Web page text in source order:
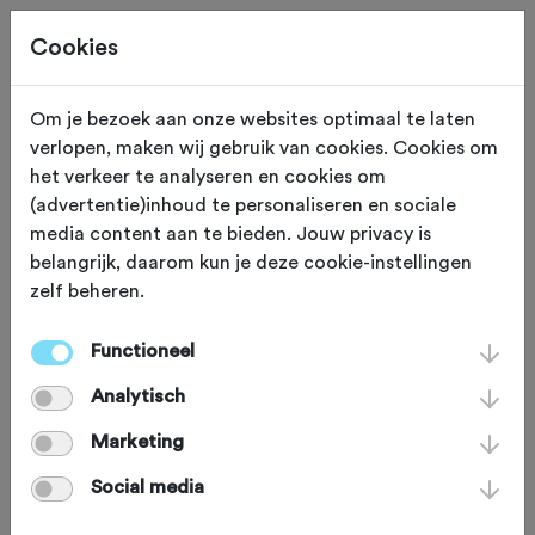
Deze tocht heeft reeds plaatsgevonden op 17-8-2025.
ZONDAG 17 AUG 2025
BIKE-BEER-BBQ
roadride zomer 2025
Racefiets
Cookies
Om je bezoek aan onze websites optimaal te laten
verlopen, maken wij gebruik van cookies. Cookies om
het verkeer te analyseren en cookies om
(advertentie)inhoud te personaliseren en sociale
media content aan te bieden. Jouw privacy is
belangrijk, daarom kun je deze cookie-instellingen
zelf beheren.
Functioneel
Analytisch
Marketing
Social media